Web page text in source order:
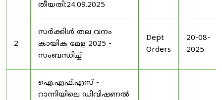
തീയതി:24.09.2025
2
സർക്കിൾ തല വനം
കായിക മേള 2025 -
സംബന്ധിച്ച്
Dept
Orders
20-08-
2025
ഐ.എഫ്.എസ് -
റാന്നിയിലെ ഡിവിഷണൽ